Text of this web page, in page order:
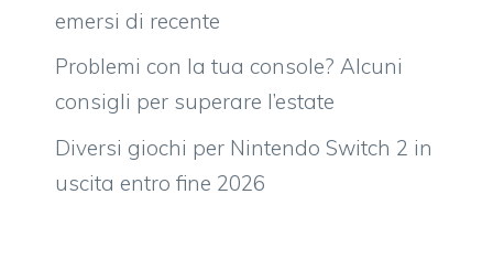
emersi di recente
Problemi con la tua console? Alcuni
consigli per superare l’estate
Diversi giochi per Nintendo Switch 2 in
uscita entro fine 2026